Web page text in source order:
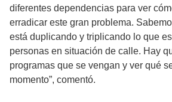
diferentes dependencias para ver
erradicar este gran problema.
está duplicando y triplicando lo que
personas en situación de calle. Hay
programas que se vengan y ver qué
momento”, comentó.